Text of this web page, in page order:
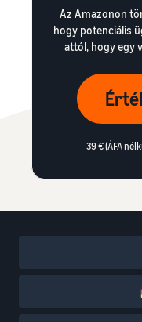
Az Amazonon
hogy potenciális
attól, hogy egy
39 € (ÁFA